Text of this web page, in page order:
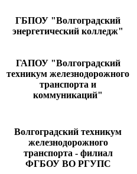
ГБПОУ "Волгоградский
энергетический колледж"
ГАПОУ "Волгоградский
техникум железнодорожного
транспорта и
коммуникаций"
Волгоградский техникум
железнодорожного
транспорта - филиал
ФГБОУ ВО РГУПС